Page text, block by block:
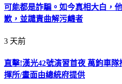
可能都是詐騙。如今真相大白，
歉，並譴責曲解污衊者
3 天前
直擊!漢光42號演習首夜 萬鈞車
揮所/畫面由總統府提供